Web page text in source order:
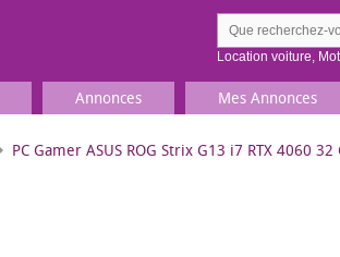
Location voiture,
Annonces Mes Annonces
PC Gamer ASUS ROG Strix G13 i7 RTX 4060 32